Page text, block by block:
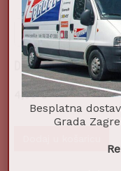
Dijamantna ploča
4,50€
Besplatna
Grada